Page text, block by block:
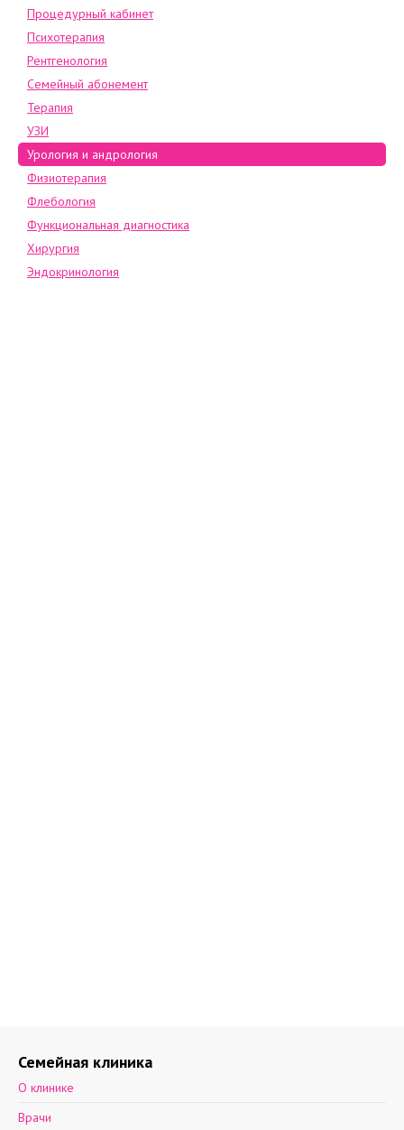
Процедурный кабинет
Психотерапия
Рентгенология
Семейный абонемент
Терапия
УЗИ
Урология и андрология
Физиотерапия
Флебология
Функциональная диагностика
Хирургия
Эндокринология
Семейная клиника
О клинике
Врачи